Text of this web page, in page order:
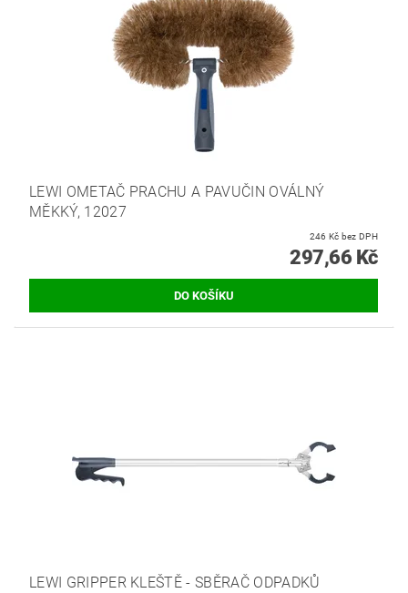
LEWI OMETAČ PRACHU A PAVUČIN OVÁLNÝ
MĚKKÝ, 12027
246 Kč bez DPH
297,66 Kč
LEWI GRIPPER KLEŠTĚ - SBĚRAČ ODPADKŮ